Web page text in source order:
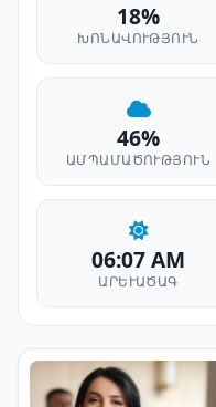
18%
ԽՈՆԱՎՈՒԹՅՈՒՆ
46%
ԱՄՊԱՄԱԾՈՒԹՅՈՒՆ
06:07 AM
ԱՐԵՒԱԾԱԳ